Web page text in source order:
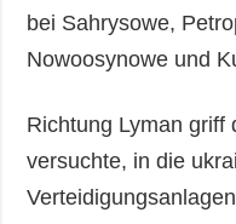
bei Sahrysowe,
Nowoosynowe und
Richtung Lyman griff
versuchte, in die